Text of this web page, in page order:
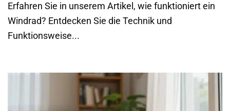
Erfahren Sie in unserem Artikel, wie funktioniert ein
Windrad? Entdecken Sie die Technik und
Funktionsweise...